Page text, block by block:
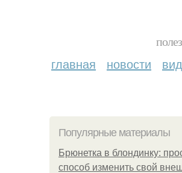
главная новости
Популярные материалы
Брюнетка в блондинку:
способ изменить свой